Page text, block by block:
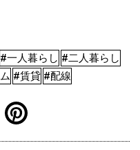
#一人暮らし #二人暮らし
#賃貸 #配線